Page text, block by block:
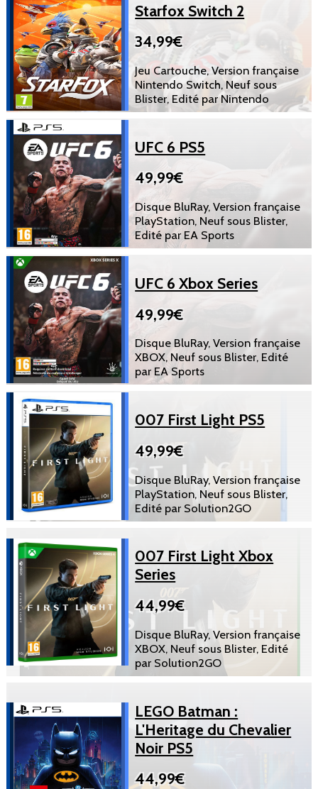
Starfox Switch 2
34,99€
Jeu Cartouche, Version française
Nintendo Switch, Neuf sous
Blister, Edité par Nintendo
UFC 6 PS5
49,99€
Disque BluRay, Version française
PlayStation, Neuf sous Blister,
Edité par EA Sports
UFC 6 Xbox Series
49,99€
Disque BluRay, Version française
XBOX, Neuf sous Blister, Edité
par EA Sports
007 First Light PS5
49,99€
Disque BluRay, Version française
PlayStation, Neuf sous Blister,
Edité par Solution2GO
007 First Light Xbox
Series
44,99€
Disque BluRay, Version française
XBOX, Neuf sous Blister, Edité
par Solution2GO
LEGO Batman :
L'Heritage du Chevalier
Noir PS5
44,99€